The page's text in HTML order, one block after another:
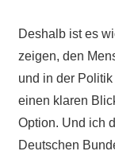
Deshalb ist es
zeigen, den
und in der
einen klaren
Option. Und ich
Deutschen